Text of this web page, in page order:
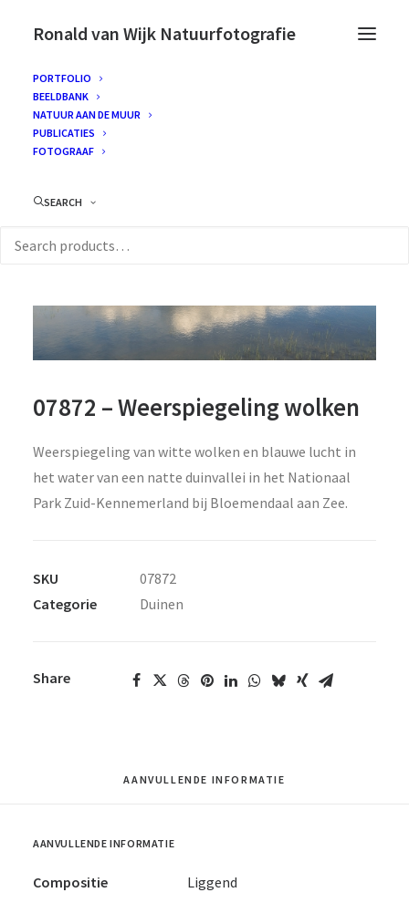
Ronald van Wijk Natuurfotografie
PORTFOLIO
BEELDBANK
NATUUR AAN DE MUUR
PUBLICATIES
FOTOGRAAF
SEARCH
07872 – Weerspiegeling wolken
Weerspiegeling van witte wolken en blauwe lucht in
het water van een natte duinvallei in het Nationaal
Park Zuid-Kennemerland bij Bloemendaal aan Zee.
SKU
07872
Categorie
Duinen
Share
AANVULLENDE INFORMATIE
AANVULLENDE INFORMATIE
Compositie
Liggend